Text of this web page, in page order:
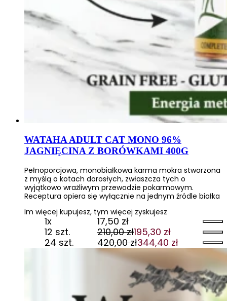
WATAHA ADULT CAT MONO 96%
JAGNIĘCINA Z BORÓWKAMI 400G
Pełnoporcjowa, monobiałkowa karma mokra stworzona
z myślą o kotach dorosłych, zwłaszcza tych o
wyjątkowo wrażliwym przewodzie pokarmowym.
Receptura opiera się wyłącznie na jednym źródle białka
Im więcej kupujesz, tym więcej zyskujesz
1x 17,50 zł
12 szt.
210,00zł
Pierwotna
cena
wynosiła:
210,00 zł.
195,30 zł
Aktualna
cena
wynosi:
195,30 zł.
24 szt. 420,00zł
Pierwotna
cena
wynosiła:
420,00 zł.
344,40 zł
Aktualna
cena
344,40 zł.